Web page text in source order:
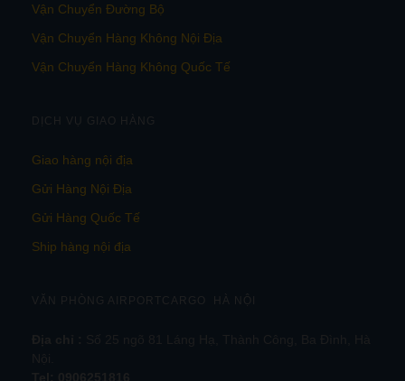
Vận Chuyển Đường Bộ
Vận Chuyển Hàng Không Nội Địa
Vận Chuyển Hàng Không Quốc Tế
DỊCH VỤ GIAO HÀNG
Giao hàng nội địa
Gửi Hàng Nội Địa
Gửi Hàng Quốc Tế
Ship hàng nội địa
VĂN PHÒNG AIRPORTCARGO HÀ NỘI